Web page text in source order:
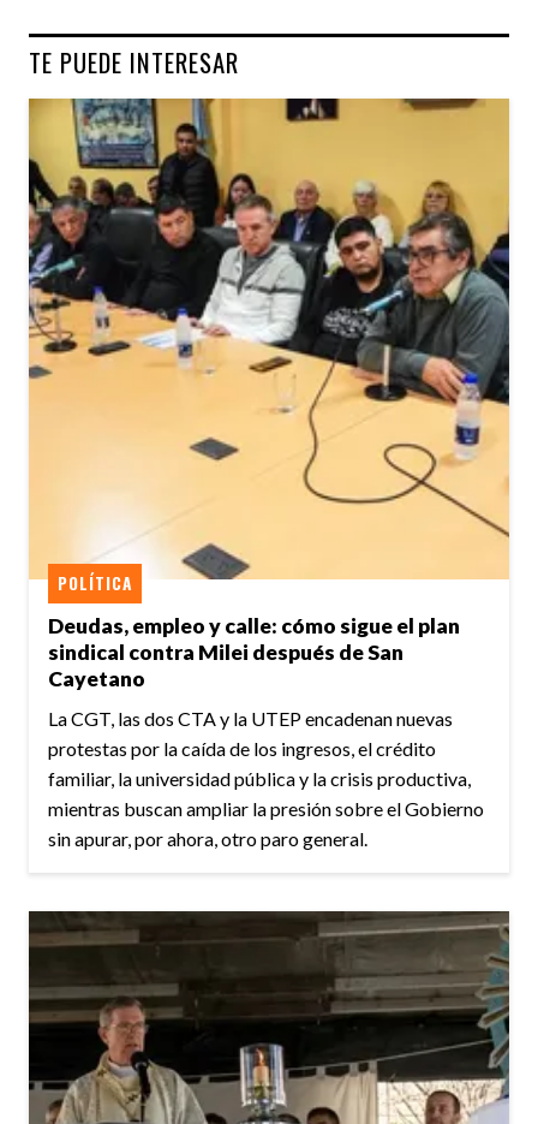
TE PUEDE INTERESAR
Deudas, empleo y calle: cómo sigue el plan
sindical contra Milei después de San
Cayetano
POLÍTICA
La CGT, las dos CTA y la UTEP encadenan nuevas
protestas por la caída de los ingresos, el crédito
familiar, la universidad pública y la crisis productiva,
mientras buscan ampliar la presión sobre el Gobierno
sin apurar, por ahora, otro paro general.